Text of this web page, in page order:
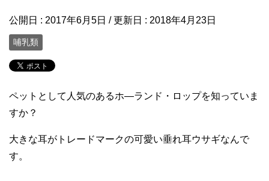
公開日 : 2017年6月5日 / 更新日 : 2018年4月23日
哺乳類
ペットとして人気のあるホ―ランド・ロップを知っていま
すか？
大きな耳がトレードマークの可愛い垂れ耳ウサギなんで
す。